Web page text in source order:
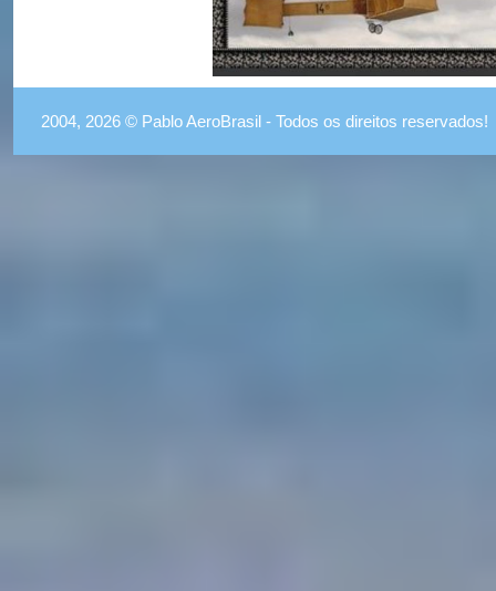
2004, 2026 © Pablo AeroBrasil - Todos os direitos reservados!